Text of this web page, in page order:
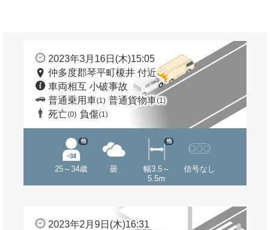
2023年3月16日(木)15:05
仲多度郡琴平町榎井 付近
車両相互 小破事故
普通乗用車(1) 普通貨物車(1)
死亡(0) 負傷(1)
25～34歳
他
曇
幅3.5～
5.5m
他
信号なし
2023年2月9日(木)16:31